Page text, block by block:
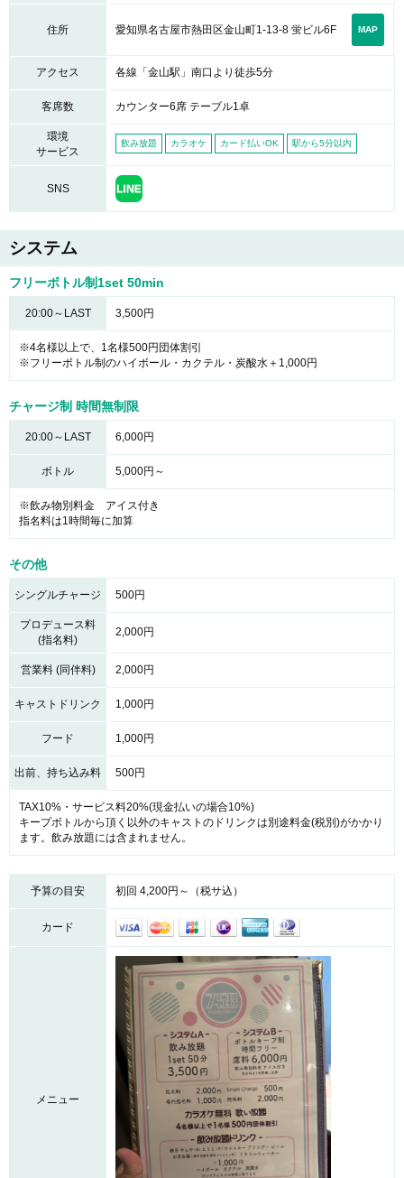
住所 愛知県名古屋市熱田区金山町1-13-8 蛍ビル6F MAP
アクセス 各線「金山駅」南口より徒歩5分
客席数 カウンター6席 テーブル1卓
環境
サービス
飲み放題 カラオケ カード払いOK 駅から5分以内
SNS
システム
フリーボトル制1set 50min
20:00～LAST 3,500円
※4名様以上で、1名様500円団体割引
※フリーボトル制のハイボール・カクテル・炭酸水＋1,000円
チャージ制 時間無制限
20:00～LAST 6,000円
ボトル 5,000円～
※飲み物別料金 アイス付き
指名料は1時間毎に加算
その他
シングルチャージ 500円
プロデュース料
(指名料)
2,000円
営業料 (同伴料) 2,000円
キャストドリンク 1,000円
フード 1,000円
出前、持ち込み料 500円
TAX10%・サービス料20%(現金払いの場合10%)
キープボトルから頂く以外のキャストのドリンクは別途料金(税別)がかかり
ます。飲み放題には含まれません。
予算の目安 初回 4,200円～（税サ込）
カード
メニュー